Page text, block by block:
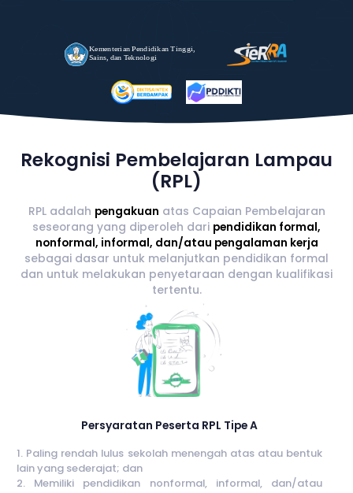
Rekognisi Pembelajaran Lampau
(RPL)
RPL adalah pengakuan atas Capaian Pembelajaran
seseorang yang diperoleh dari pendidikan formal,
nonformal, informal, dan/atau pengalaman kerja
sebagai dasar untuk melanjutkan pendidikan formal
dan untuk melakukan penyetaraan dengan kualifikasi
tertentu.
Persyaratan Peserta RPL Tipe A
1. Paling rendah lulus sekolah menengah atas atau bentuk
lain yang sederajat; dan
2. Memiliki pendidikan nonformal, informal, dan/atau